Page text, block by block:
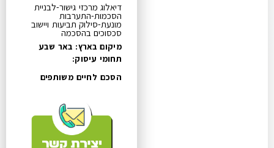
דיאלוג מרכזי גישור-לבניית
הסכמות-התערבות
מונעת-סילוק תביעות ויישוב
סכסוכים בהסכמה
מיקום בארץ: באר שבע
תחומי עיסוק:
הסכם לחיים משותפים